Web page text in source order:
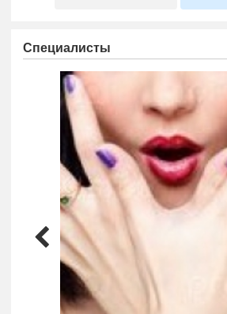
Специалисты